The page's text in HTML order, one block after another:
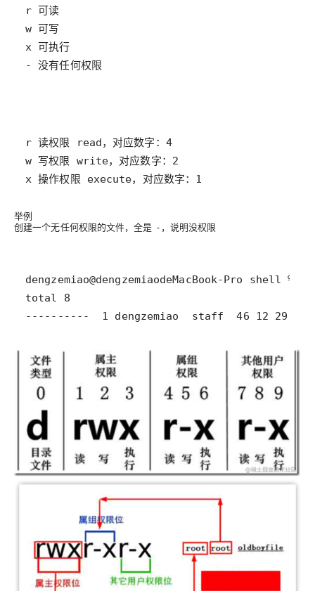
- 没有任何权限
r 读权限 read，对应数字：4
x 操作权限 execute，对应数字：1
举例
创建一个无任何权限的文件，全是 - ，说明没权限
----------  1 dengzemiao  staff  46 12 29